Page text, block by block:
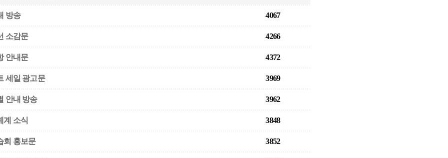
방송 4067
소감문 4266
안내문 4372
세일 광고문 3969
안내 방송 3962
계 소식 3848
회 홍보문 3852